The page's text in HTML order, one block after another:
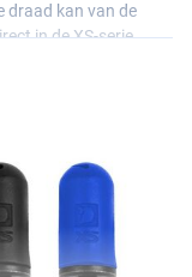
draad kan van de
in de XS-serie
een nette en